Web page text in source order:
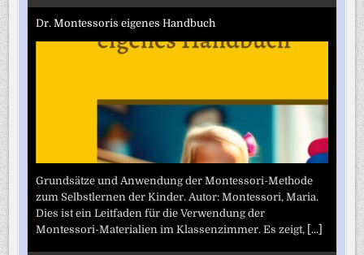
Dr. Montessoris eigenes Handbuch
Grundsätze und Anwendung der Montessori-Methode
zum Selbstlernen der Kinder. Autor: Montessori, Maria.
Dies ist ein Leitfaden für die Verwendung der
Montessori-Materialien im Klassenzimmer. Es zeigt, [...]